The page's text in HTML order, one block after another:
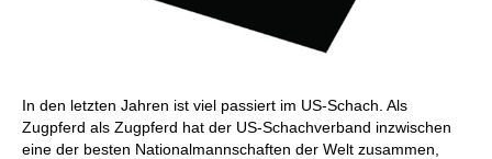
In den letzten Jahren ist viel passiert im US-Schach. Als
Zugpferd als Zugpferd hat der US-Schachverband inzwischen
eine der besten Nationalmannschaften der Welt zusammen,